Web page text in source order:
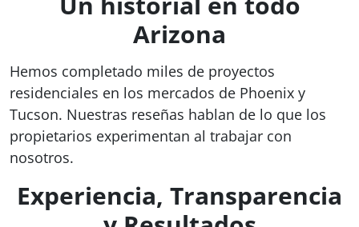
Arizona
Hemos completado miles de proyectos
residenciales en los mercados de Phoenix y
Tucson. Nuestras reseñas hablan de lo que los
propietarios experimentan al trabajar con
nosotros.
Experiencia, Transparencia